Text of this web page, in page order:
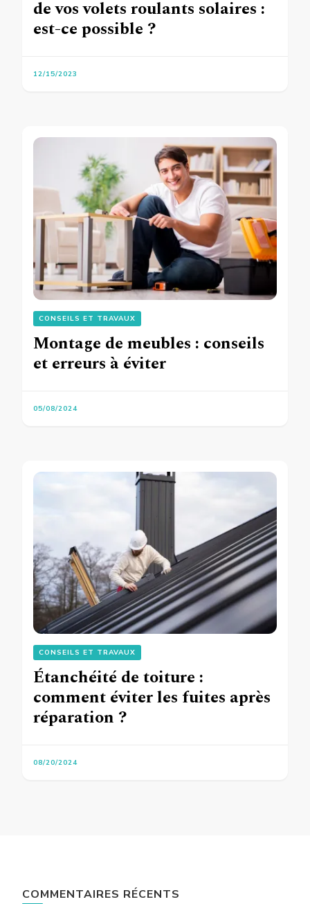
de vos volets roulants solaires :
est-ce possible ?
12/15/2023
CONSEILS ET TRAVAUX
Montage de meubles : conseils
et erreurs à éviter
05/08/2024
CONSEILS ET TRAVAUX
Étanchéité de toiture :
comment éviter les fuites après
réparation ?
08/20/2024
COMMENTAIRES RÉCENTS